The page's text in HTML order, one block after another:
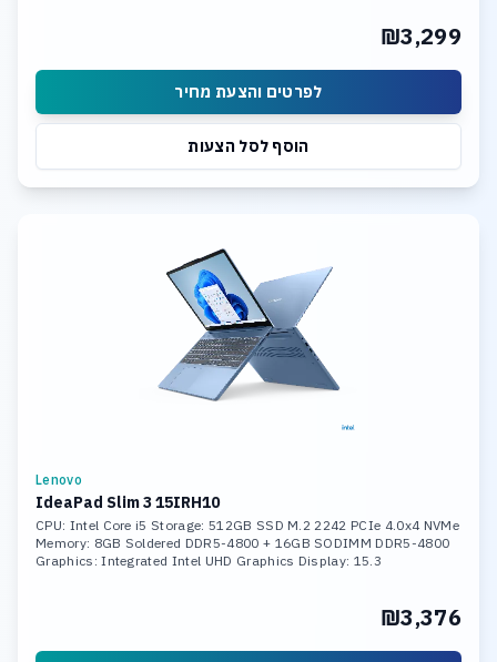
₪3,299
לפרטים והצעת מחיר
הוסף לסל הצעות
Lenovo
IdeaPad Slim 3 15IRH10
CPU: Intel Core i5 Storage: 512GB SSD M.2 2242 PCIe 4.0x4 NVMe
Memory: 8GB Soldered DDR5-4800 + 16GB SODIMM DDR5-4800
Graphics: Integrated Intel UHD Graphics Display: 15.3
₪3,376